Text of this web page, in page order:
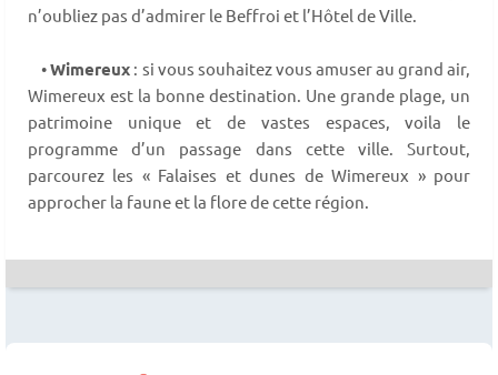
n’oubliez pas d’admirer le Beffroi et l’Hôtel de Ville.
•Wimereux : si vous souhaitez vous amuser au grand air,
Wimereux est la bonne destination. Une grande plage, un
patrimoine unique et de vastes espaces, voila le
programme d’un passage dans cette ville. Surtout,
parcourez les « Falaises et dunes de Wimereux » pour
approcher la faune et la flore de cette région.